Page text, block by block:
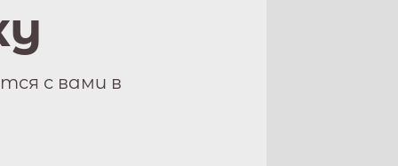
с вами в